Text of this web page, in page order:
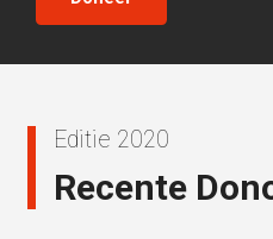
Editie 2020
Recente